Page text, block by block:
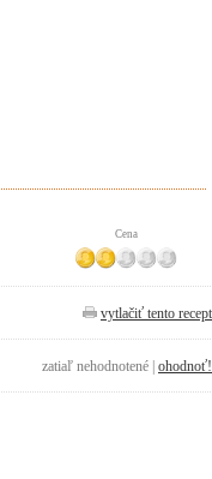
Cena
vytlačiť tento recept
zatiaľ nehodnotené | ohodnoť!